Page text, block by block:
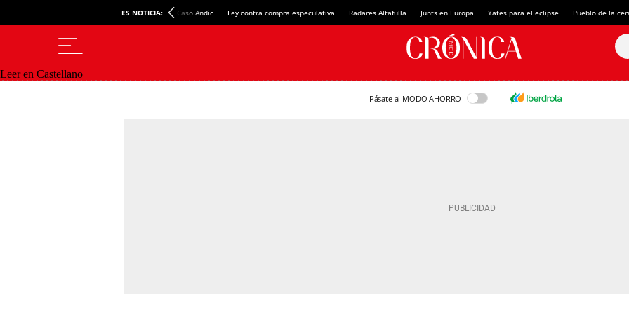
ES NOTICIA: Caso Andic Ley contra compra especulativa Radares Altafulla Junts en Europa Yates para el eclipse Pueblo de la
Leer en Castellano
Pásate al MODO AHORRO